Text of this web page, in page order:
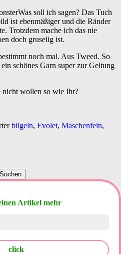
Was soll ich sagen? Das Tuch
ist ebenmäßiger und die Ränder
Trotzdem mache ich das nie
doch gruselig ist.
noch mal. Aus Tweed. So
schönes Garn super zur Geltung
nicht wollen so wie Ihr?
bügeln, Evolet, Maschenfein,
Artikel mehr